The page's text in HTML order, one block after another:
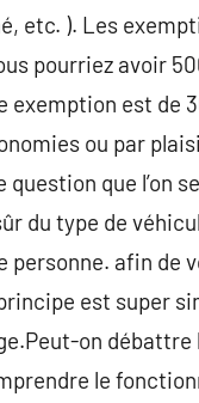
etc. ). Les
pourriez avoir
exemption est de
ou par
que l’on
du type de
personne. afin de
est super
on débattre
le